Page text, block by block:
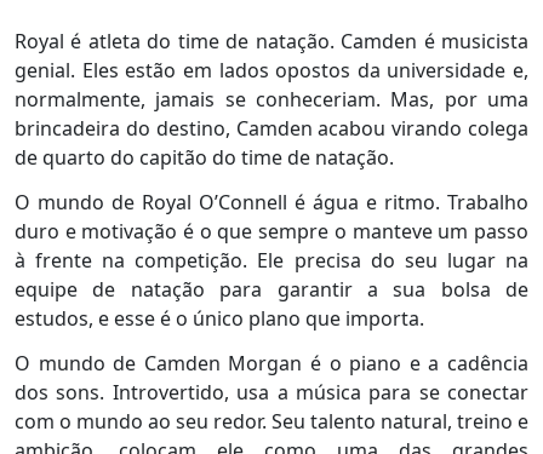
Royal é atleta do time de natação. Camden é musicista
genial. Eles estão em lados opostos da universidade e,
normalmente, jamais se conheceriam. Mas, por uma
brincadeira do destino, Camden acabou virando colega
de quarto do capitão do time de natação.
O mundo de Royal O’Connell é água e ritmo. Trabalho
duro e motivação é o que sempre o manteve um passo
à frente na competição. Ele precisa do seu lugar na
equipe de natação para garantir a sua bolsa de
estudos, e esse é o único plano que importa.
O mundo de Camden Morgan é o piano e a cadência
dos sons. Introvertido, usa a música para se conectar
com o mundo ao seu redor. Seu talento natural, treino e